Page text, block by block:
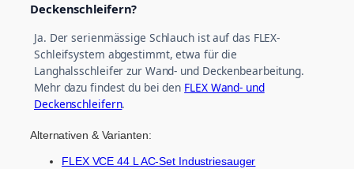
Deckenschleifern?
Ja. Der serienmässige Schlauch ist auf das FLEX-
Schleifsystem abgestimmt, etwa für die
Langhalsschleifer zur Wand- und Deckenbearbeitung.
Mehr dazu findest du bei den FLEX Wand- und
Deckenschleifern.
Alternativen & Varianten:
FLEX VCE 44 L AC-Set Industriesauger